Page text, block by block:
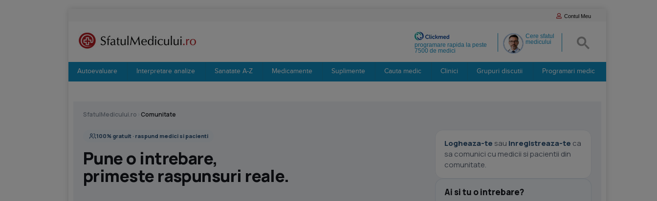
Contul Meu
Cere sfatul
medicului
programare rapida la peste
7500 de medici
Autoevaluare Interpretare analize Sanatate A-Z Medicamente Suplimente Cauta medic Clinici Grupuri discutii Programari medic
SfatulMedicului.ro Comunitate
100% gratuit · raspund medici si pacienti
Pune o intrebare,
primeste raspunsuri reale.
Logheaza-te sau inregistreaza-te ca
sa comunici cu medicii si pacientii din
comunitate.
Ai si tu o intrebare?